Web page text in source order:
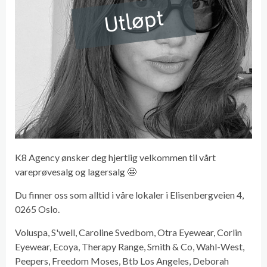
Utløpt
K8 Agency ønsker deg hjertlig velkommen til vårt
vareprøvesalg og lagersalg 🤩
Du finner oss som alltid i våre lokaler i Elisenbergveien 4,
0265 Oslo.
Voluspa, S'well, Caroline Svedbom, Otra Eyewear, Corlin
Eyewear, Ecoya, Therapy Range, Smith & Co, Wahl-West,
Peepers, Freedom Moses, Btb Los Angeles, Deborah